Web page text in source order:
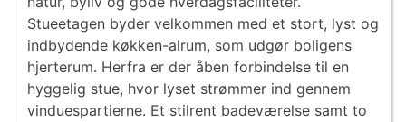
Stueetagen byder velkommen med et stort, lyst og
indbydende køkken-alrum, som udgør boligens
hjerterum. Herfra er der åben forbindelse til en
hyggelig stue, hvor lyset strømmer ind gennem
vin­du­es­par­ti­er­ne. Et stilrent badeværelse samt to